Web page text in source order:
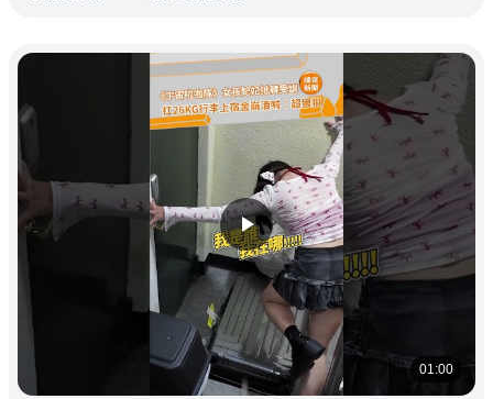
01:00